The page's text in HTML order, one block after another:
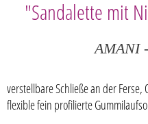
"Sandalette mit
AMANI
verstellbare Schließe an der
flexible fein profilierte